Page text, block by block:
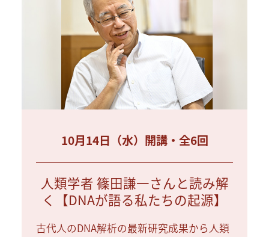
10月14日（水）開講・全6回
人類学者 篠田謙一さんと読み解
く【DNAが語る私たちの起源】
古代人のDNA解析の最新研究成果から人類